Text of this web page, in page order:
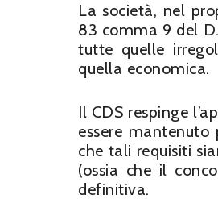
La società, nel
83 comma 9 del
tutte quelle
quella economica.
Il CDS respinge
essere
che tali requisiti
(ossia che il
definitiva.